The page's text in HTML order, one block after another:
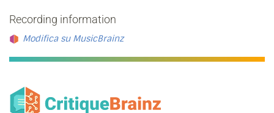
Recording information
Modifica su MusicBrainz